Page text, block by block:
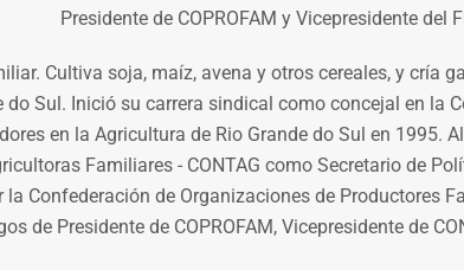
Presidente de COPROFAM y Vicepresidente del
Cultiva soja, maíz, avena y otros cereales, y cría
do Sul. Inició su carrera sindical como concejal en la
en la Agricultura de Rio Grande do Sul en 1995.
Familiares - CONTAG como Secretario de
Confederación de Organizaciones de Productores
de Presidente de COPROFAM, Vicepresidente de